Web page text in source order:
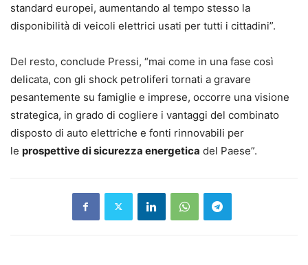
standard europei, aumentando al tempo stesso la
disponibilità di veicoli elettrici usati per tutti i cittadini”.
Del resto, conclude Pressi, “mai come in una fase così
delicata, con gli shock petroliferi tornati a gravare
pesantemente su famiglie e imprese, occorre una visione
strategica, in grado di cogliere i vantaggi del combinato
disposto di auto elettriche e fonti rinnovabili per
le prospettive di sicurezza energetica del Paese”.